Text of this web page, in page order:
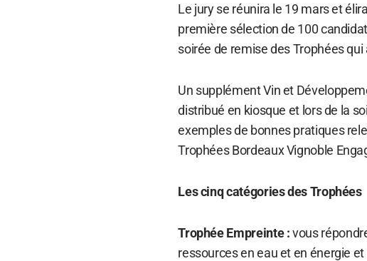
Le jury se réunira le 19 mars et
première sélection de 100
soirée de remise des Trophées
Un supplément Vin et
distribué en kiosque et lors de la
exemples de bonnes pratiques
Trophées Bordeaux Vignoble
Les cinq catégories des Trophées
Trophée Empreinte :vous
ressources en eau et en énergie